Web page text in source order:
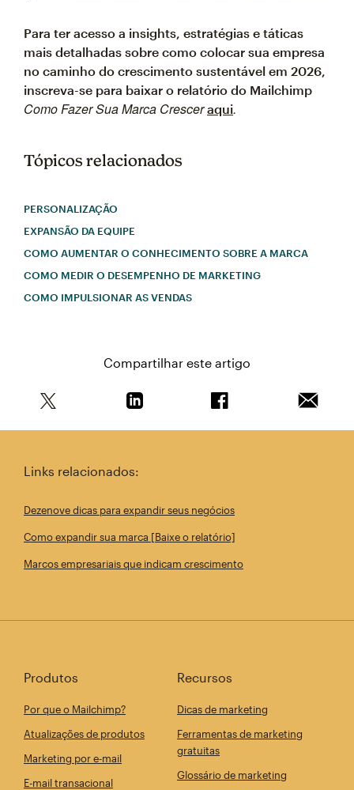
Para ter acesso a insights, estratégias e táticas
mais detalhadas sobre como colocar sua empresa
no caminho do crescimento sustentável em 2026,
inscreva-se para baixar o relatório do Mailchimp
Como Fazer Sua Marca Cresceraqui.
Tópicos relacionados
PERSONALIZAÇÃO
EXPANSÃO DA EQUIPE
COMO AUMENTAR O CONHECIMENTO SOBRE A MARCA
COMO MEDIR O DESEMPENHO DE MARKETING
COMO IMPULSIONAR AS VENDAS
Compartilhar este artigo
Links relacionados:
Dezenove dicas para expandir seus negócios
Como expandir sua marca [Baixe o relatório]
Marcos empresariais que indicam crescimento
Produtos
Por que o Mailchimp?
Atualizações de produtos
Marketing por e-mail
E-mail transacional
Recursos
Dicas de marketing
Ferramentas de marketing
gratuitas
Glossário de marketing